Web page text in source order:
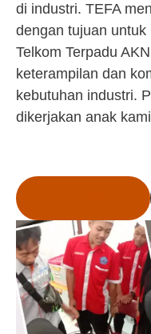
di industri. TEFA
dengan tujuan
Telkom Terpadu
keterampilan dan
kebutuhan industri.
dikerjakan anak